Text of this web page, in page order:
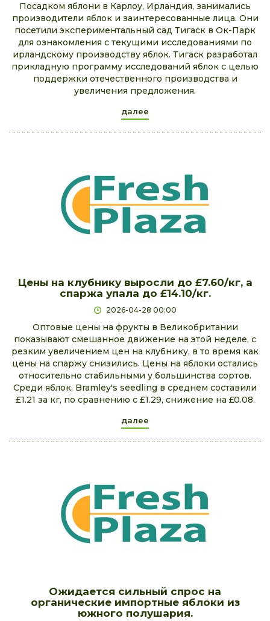
Посадком яблони в Карлоу, Ирландия, занимались
производители яблок и заинтересованные лица. Они
посетили экспериментальный сад Тигаск в Ок-Парк
для ознакомления с текущими исследованиями по
ирландскому производству яблок. Тигаск разработал
прикладную программу исследований яблок с целью
поддержки отечественного производства и
увеличения предложения.
далее
Цены на клубнику выросли до £7.60/кг, а
спаржа упала до £14.10/кг.
2026-04-28 00:00
Оптовые цены на фрукты в Великобритании
показывают смешанное движение на этой неделе, с
резким увеличением цен на клубнику, в то время как
цены на спаржу снизились. Цены на яблоки остались
относительно стабильными у большинства сортов.
Среди яблок, Bramley's seedling в среднем составили
£1.21 за кг, по сравнению с £1.29, снижение на £0.08.
далее
Ожидается сильный спрос на
органические импортные яблоки из
южного полушария.